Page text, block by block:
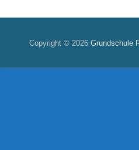
Copyright © 2026 Grundschule